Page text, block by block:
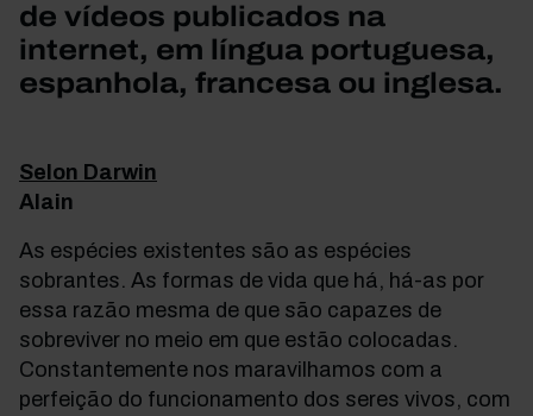
de vídeos publicados na
internet, em língua portuguesa,
espanhola, francesa ou inglesa.
Selon Darwin
Alain
As espécies existentes são as espécies
sobrantes. As formas de vida que há, há-as por
essa razão mesma de que são capazes de
sobreviver no meio em que estão colocadas.
Constantemente nos maravilhamos com a
perfeição do funcionamento dos seres vivos, com